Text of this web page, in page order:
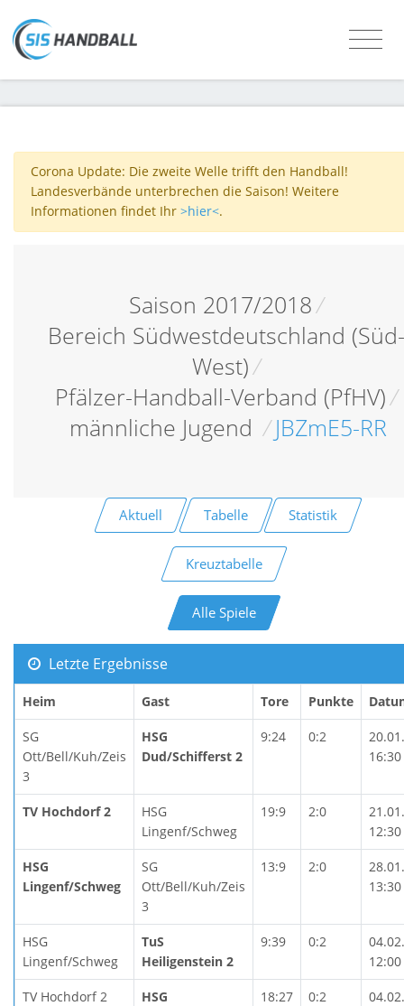
Corona Update: Die zweite Welle trifft den Handball!
Landesverbände unterbrechen die Saison! Weitere
Informationen findet Ihr >hier<.
Saison 2017/2018/
Bereich Südwestdeutschland (Süd-
West)/
Pfälzer-Handball-Verband (PfHV)/
männliche Jugend / JBZmE5-RR
Aktuell Tabelle Statistik
Kreuztabelle
Alle Spiele
Letzte Ergebnisse
Heim Gast Tore Punkte
SG
Ott/Bell/Kuh/Zeis
3
HSG
Dud/Schifferst 2
9:24 0:2
16:30
TV Hochdorf 2
HSG
Lingenf/Schweg
19:9 2:0
12:30
HSG
Lingenf/Schweg
SG
Ott/Bell/Kuh/Zeis
3
13:9 2:0
13:30
HSG
Lingenf/Schweg
TuS
Heiligenstein 2
9:39 0:2
12:00
TV Hochdorf 2
HSG
18:27 0:2